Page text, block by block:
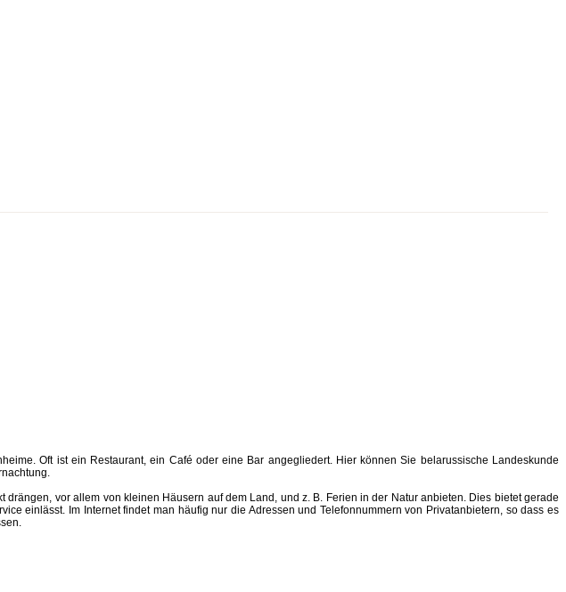
Oft ist ein Restaurant, ein Café oder eine Bar angegliedert. Hier können Sie belarussische Landeskunde
vor allem von kleinen Häusern auf dem Land, und z. B. Ferien in der Natur anbieten. Dies bietet gerade
einlässt. Im Internet findet man häufig nur die Adressen und Telefonnummern von Privatanbietern, so dass es